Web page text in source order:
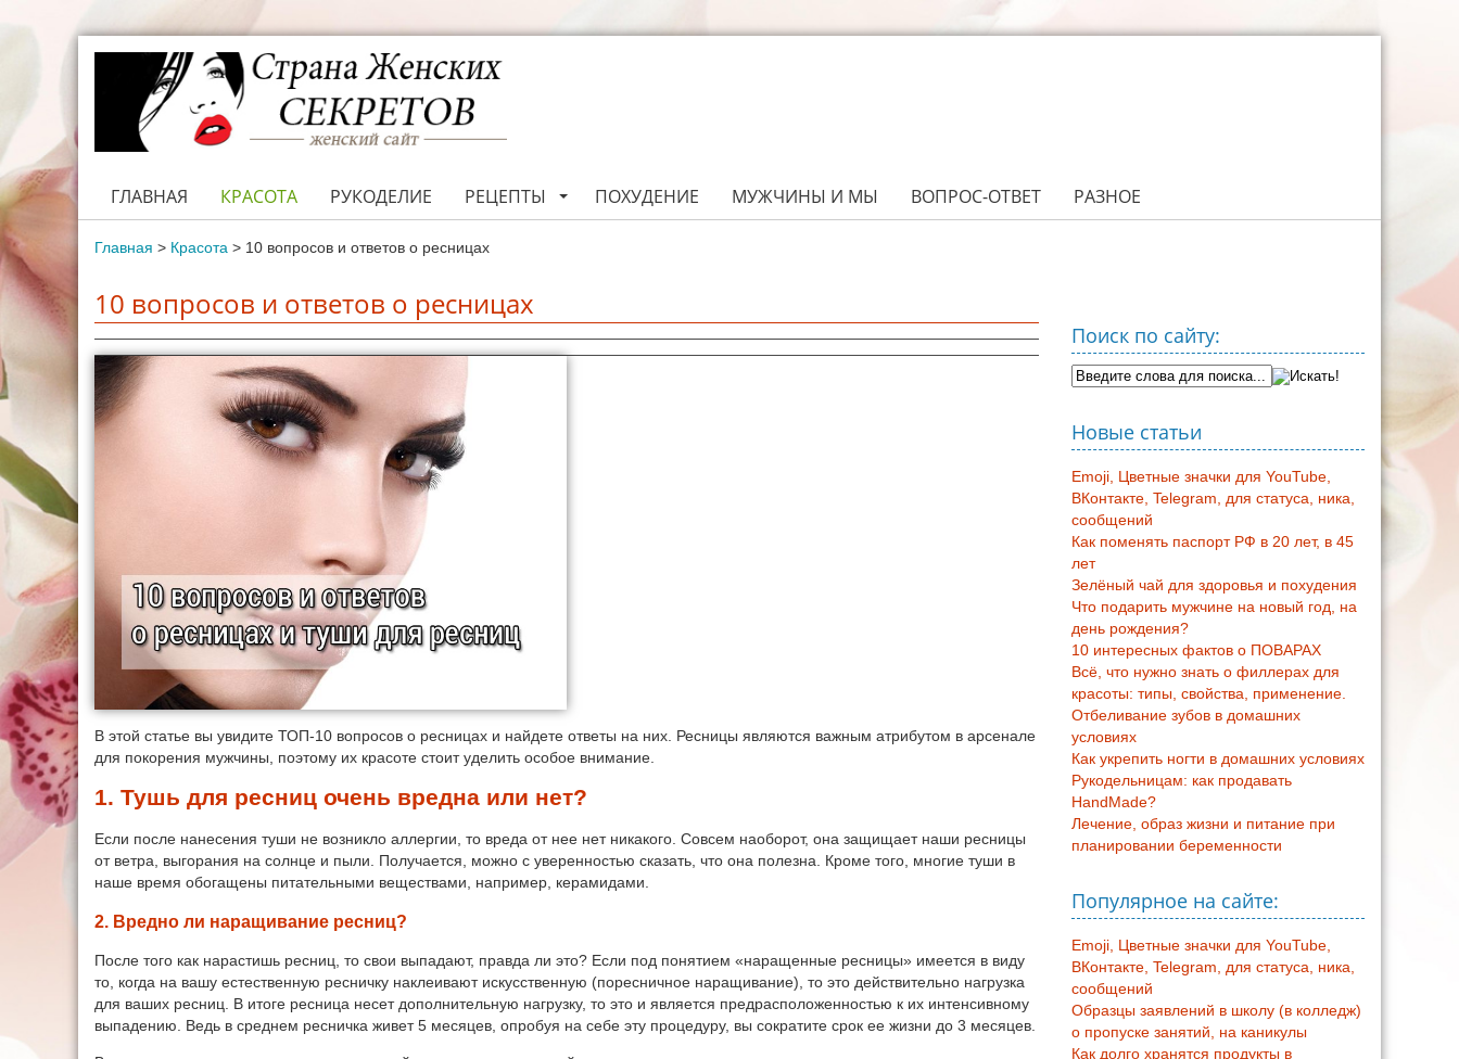
ГЛАВНАЯ КРАСОТА РУКОДЕЛИЕ РЕЦЕПТЫ ПОХУДЕНИЕ МУЖЧИНЫ И МЫ ВОПРОС-ОТВЕТ РАЗНОЕ
Главная > Красота > 10 вопросов и ответов о ресницах
10 вопросов и ответов о ресницах
В этой статье вы увидите ТОП-10 вопросов о ресницах и найдете ответы на них. Ресницы являются важным атрибутом в арсенале
для покорения мужчины, поэтому их красоте стоит уделить особое внимание.
1. Тушь для ресниц очень вредна или нет?
Если после нанесения туши не возникло аллергии, то вреда от нее нет никакого. Совсем наоборот, она защищает наши ресницы
от ветра, выгорания на солнце и пыли. Получается, можно с уверенностью сказать, что она полезна. Кроме того, многие туши в
наше время обогащены питательными веществами, например, керамидами.
2. Вредно ли наращивание ресниц?
После того как нарастишь ресниц, то свои выпадают, правда ли это? Если под понятием «наращенные ресницы» имеется в виду
то, когда на вашу естественную ресничку наклеивают искусственную (поресничное наращивание), то это действительно нагрузка
для ваших ресниц. В итоге ресница несет дополнительную нагрузку, то это и является предрасположенностью к их интенсивному
выпадению. Ведь в среднем ресничка живет 5 месяцев, опробуя на себе эту процедуру, вы сократите срок ее жизни до 3 месяцев.
Поиск по сайту:
Новые статьи
Emoji, Цветные значки для YouTube,
ВКонтакте, Telegram, для статуса, ника,
сообщений
Как поменять паспорт РФ в 20 лет, в 45
лет
Зелёный чай для здоровья и похудения
Что подарить мужчине на новый год, на
день рождения?
10 интересных фактов о ПОВАРАХ
Всё, что нужно знать о филлерах для
красоты: типы, свойства, применение.
Отбеливание зубов в домашних
условиях
Как укрепить ногти в домашних условиях
Рукодельницам: как продавать
HandMade?
Лечение, образ жизни и питание при
планировании беременности
Популярное на сайте:
Emoji, Цветные значки для YouTube,
ВКонтакте, Telegram, для статуса, ника,
сообщений
Образцы заявлений в школу (в колледж)
о пропуске занятий, на каникулы
Как долго хранятся продукты в